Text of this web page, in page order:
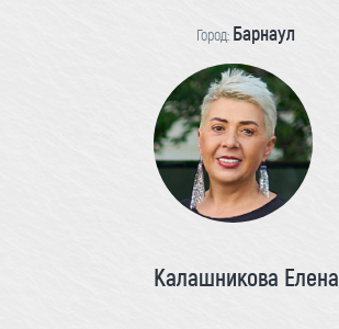
Город: Барнаул
Калашникова Елена